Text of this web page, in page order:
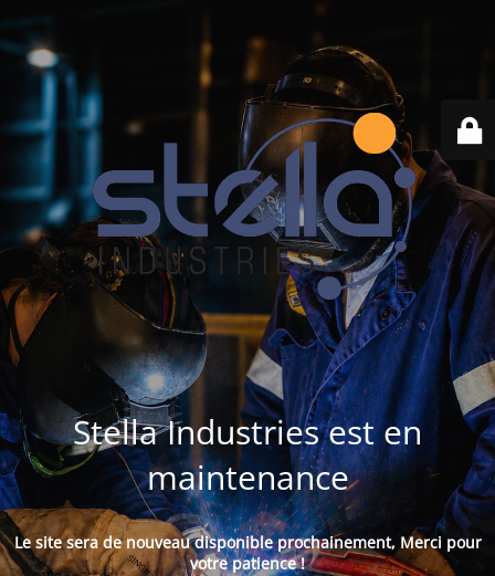
Stella Industries est en
maintenance
Le site sera de nouveau disponible prochainement, Merci pour
votre patience !